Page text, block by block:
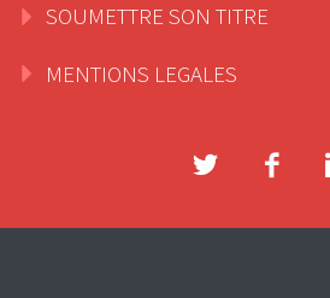
SOUMETTRE SON TITRE
MENTIONS LEGALES